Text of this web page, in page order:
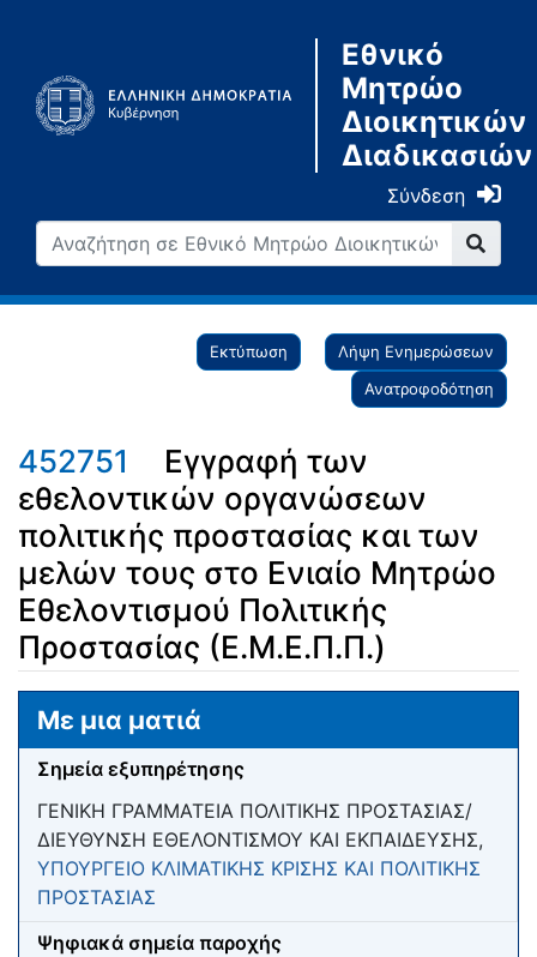
Εθνικό
Μητρώο
Διοικητικών
Διαδικασιών
Σύνδεση
Εκτύπωση
Λήψη Ενημερώσεων
Ανατροφοδότηση
452751
Εγγραφή των
εθελοντικών οργανώσεων
πολιτικής προστασίας και των
μελών τους στο Ενιαίο Μητρώο
Εθελοντισμού Πολιτικής
Προστασίας (Ε.Μ.Ε.Π.Π.)
Μετάβαση σε: πλοήγηση
Με μια ματιά
Σημεία εξυπηρέτησης
ΓΕΝΙΚΗ ΓΡΑΜΜΑΤΕΙΑ ΠΟΛΙΤΙΚΗΣ ΠΡΟΣΤΑΣΙΑΣ/
ΔΙΕΥΘΥΝΣΗ ΕΘΕΛΟΝΤΙΣΜΟΥ ΚΑΙ ΕΚΠΑΙΔΕΥΣΗΣ,
ΥΠΟΥΡΓΕΙΟ ΚΛΙΜΑΤΙΚΗΣ ΚΡΙΣΗΣ ΚΑΙ ΠΟΛΙΤΙΚΗΣ
ΠΡΟΣΤΑΣΙΑΣ
Ψηφιακά σημεία παροχής